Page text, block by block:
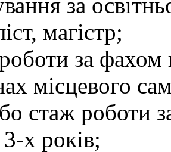
магістр;
за фахом
місцевого
стаж роботи
х років;